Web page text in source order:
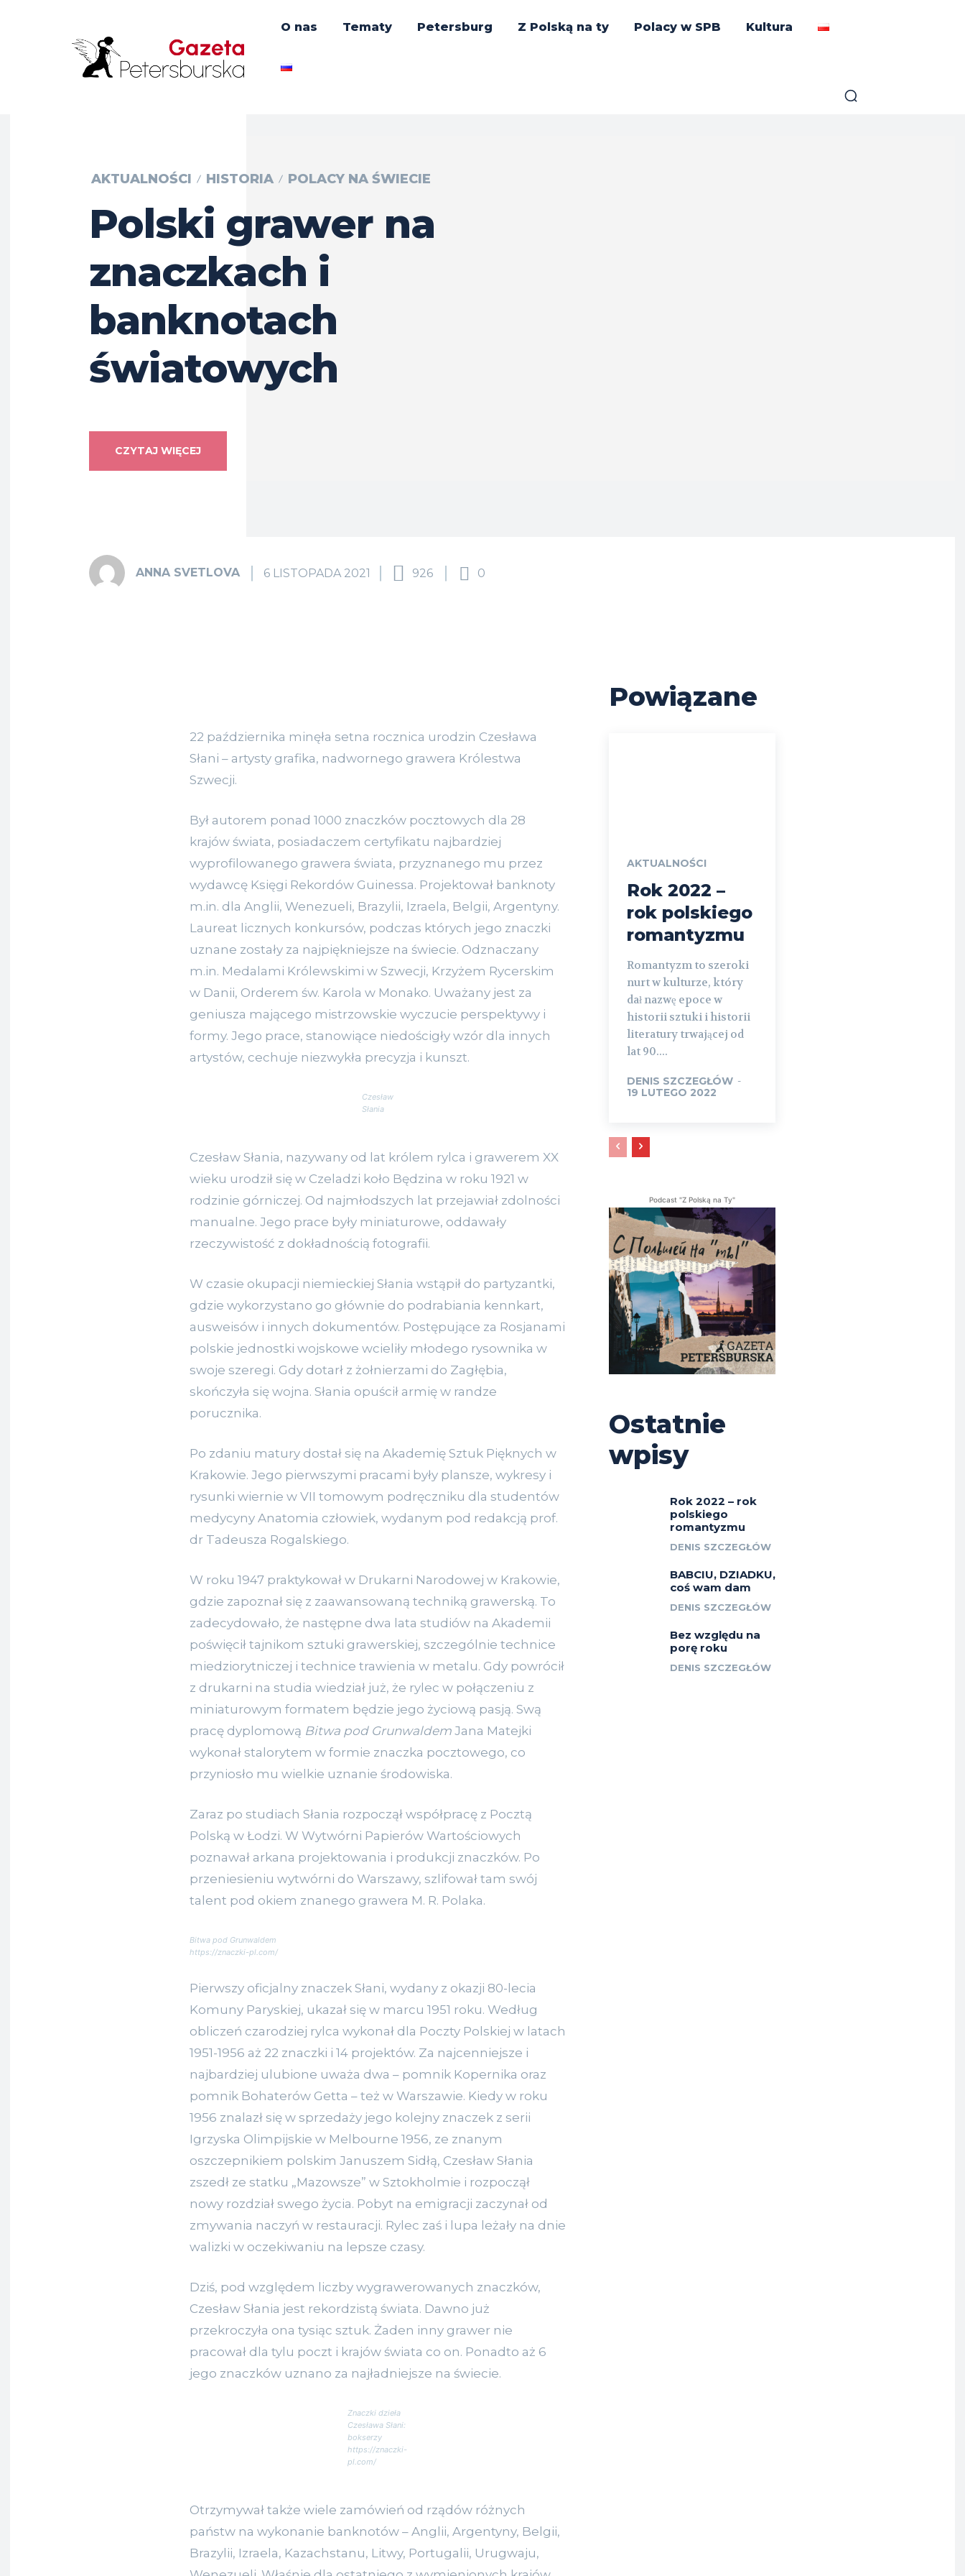
O nas Tematy Petersburg Z Polską na ty Polacy w SPB Kultura
AKTUALNOŚCI HISTORIA POLACY NA ŚWIECIE
Polski grawer na
znaczkach i
banknotach
światowych
CZYTAJ WIĘCEJ
ANNA SVETLOVA 6 LISTOPADA 2021 926 0
22 października minęła setna rocznica urodzin Czesława
Słani – artysty grafika, nadwornego grawera Królestwa
Szwecji.
Był autorem ponad 1000 znaczków pocztowych dla 28
krajów świata, posiadaczem certyfikatu najbardziej
wyprofilowanego grawera świata, przyznanego mu przez
wydawcę Księgi Rekordów Guinessa. Projektował banknoty
m.in. dla Anglii, Wenezueli, Brazylii, Izraela, Belgii, Argentyny.
Laureat licznych konkursów, podczas których jego znaczki
uznane zostały za najpiękniejsze na świecie. Odznaczany
m.in. Medalami Królewskimi w Szwecji, Krzyżem Rycerskim
w Danii, Orderem św. Karola w Monako. Uważany jest za
geniusza mającego mistrzowskie wyczucie perspektywy i
formy. Jego prace, stanowiące niedościgły wzór dla innych
artystów, cechuje niezwykła precyzja i kunszt.
Czesław
Słania
Czesław Słania, nazywany od lat królem rylca i grawerem XX
wieku urodził się w Czeladzi koło Będzina w roku 1921 w
rodzinie górniczej. Od najmłodszych lat przejawiał zdolności
manualne. Jego prace były miniaturowe, oddawały
rzeczywistość z dokładnością fotografii.
W czasie okupacji niemieckiej Słania wstąpił do partyzantki,
gdzie wykorzystano go głównie do podrabiania kennkart,
ausweisów i innych dokumentów. Postępujące za Rosjanami
polskie jednostki wojskowe wcieliły młodego rysownika w
swoje szeregi. Gdy dotarł z żołnierzami do Zagłębia,
skończyła się wojna. Słania opuścił armię w randze
porucznika.
Po zdaniu matury dostał się na Akademię Sztuk Pięknych w
Krakowie. Jego pierwszymi pracami były plansze, wykresy i
rysunki wiernie w VII tomowym podręczniku dla studentów
medycyny Anatomia człowiek, wydanym pod redakcją prof.
dr Tadeusza Rogalskiego.
W roku 1947 praktykował w Drukarni Narodowej w Krakowie,
gdzie zapoznał się z zaawansowaną techniką grawerską. To
zadecydowało, że następne dwa lata studiów na Akademii
poświęcił tajnikom sztuki grawerskiej, szczególnie technice
miedziorytniczej i technice trawienia w metalu. Gdy powrócił
z drukarni na studia wiedział już, że rylec w połączeniu z
miniaturowym formatem będzie jego życiową pasją. Swą
pracę dyplomową Bitwa pod Grunwaldem Jana Matejki
wykonał stalorytem w formie znaczka pocztowego, co
przyniosło mu wielkie uznanie środowiska.
Zaraz po studiach Słania rozpoczął współpracę z Pocztą
Polską w Łodzi. W Wytwórni Papierów Wartościowych
poznawał arkana projektowania i produkcji znaczków. Po
przeniesieniu wytwórni do Warszawy, szlifował tam swój
talent pod okiem znanego grawera M. R. Polaka.
Bitwa pod Grunwaldem
https://znaczki-pl.com/
Pierwszy oficjalny znaczek Słani, wydany z okazji 80-lecia
Komuny Paryskiej, ukazał się w marcu 1951 roku. Według
obliczeń czarodziej rylca wykonał dla Poczty Polskiej w latach
1951-1956 aż 22 znaczki i 14 projektów. Za najcenniejsze i
najbardziej ulubione uważa dwa – pomnik Kopernika oraz
pomnik Bohaterów Getta – też w Warszawie. Kiedy w roku
1956 znalazł się w sprzedaży jego kolejny znaczek z serii
Igrzyska Olimpijskie w Melbourne 1956, ze znanym
oszczepnikiem polskim Januszem Sidłą, Czesław Słania
zszedł ze statku „Mazowsze” w Sztokholmie i rozpoczął
nowy rozdział swego życia. Pobyt na emigracji zaczynał od
zmywania naczyń w restauracji. Rylec zaś i lupa leżały na dnie
walizki w oczekiwaniu na lepsze czasy.
Dziś, pod względem liczby wygrawerowanych znaczków,
Czesław Słania jest rekordzistą świata. Dawno już
przekroczyła ona tysiąc sztuk. Żaden inny grawer nie
pracował dla tylu poczt i krajów świata co on. Ponadto aż 6
jego znaczków uznano za najładniejsze na świecie.
Znaczki dzieła
Czesława Słani:
bokserzy
https://znaczki-
pl.com/
Otrzymywał także wiele zamówień od rządów różnych
państw na wykonanie banknotów – Anglii, Argentyny, Belgii,
Brazylii, Izraela, Kazachstanu, Litwy, Portugalii, Urugwaju,
Powiązane
AKTUALNOŚCI
Rok 2022 –
rok polskiego
romantyzmu
Romantyzm to szeroki
nurt w kulturze, który
dał nazwę epoce w
historii sztuki i historii
literatury trwającej od
lat 90....
DENIS SZCZEGŁÓW -
19 LUTEGO 2022
Podcast "Z Polską na Ty"
Ostatnie
wpisy
Rok 2022 – rok
polskiego
romantyzmu
DENIS SZCZEGŁÓW
BABCIU, DZIADKU,
coś wam dam
DENIS SZCZEGŁÓW
Bez względu na
porę roku
DENIS SZCZEGŁÓW